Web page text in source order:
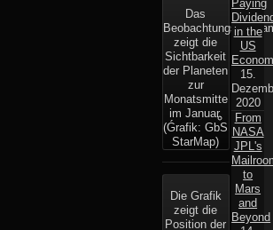
Das
zeigt die
Sichtbarkeit
der Planeten
zur
Monatsmitte
im Januar.
(Ǵrafik: GbS
StarMap)
Die Grafik
zeigt die
Position der
Paying
in the
US
15.
2020
From
NASA
JPL's
to
Mars
and
Beyond